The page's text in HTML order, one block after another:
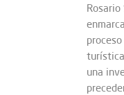
Rosario
una